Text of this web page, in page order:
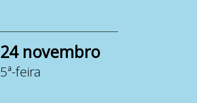
24 novembro
5ª-feira